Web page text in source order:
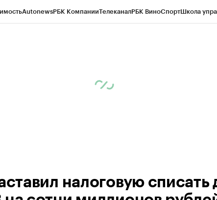
AutonewsРБК КомпанииТелеканалРБК ВиноСпортШкола
налоговую списать